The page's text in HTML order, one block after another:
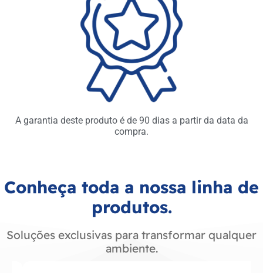
A garantia deste produto é de 90 dias a partir da data da
compra.
Conheça toda a nossa linha de
produtos.
Soluções exclusivas para transformar qualquer
ambiente.